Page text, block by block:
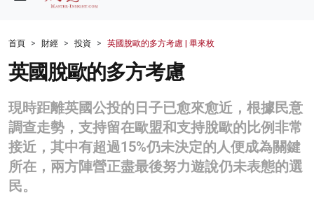
財經
生活
商業
科技
首頁 財經 投資 英國脫歐的多方考慮 | 畢來枚
英國脫歐的多方考慮
現時距離英國公投的日子已愈來愈近，根據民意
調查走勢，支持留在歐盟和支持脫歐的比例非常
接近，其中有超過15%仍未決定的人便成為關鍵
所在，兩方陣營正盡最後努力遊說仍未表態的選
民。